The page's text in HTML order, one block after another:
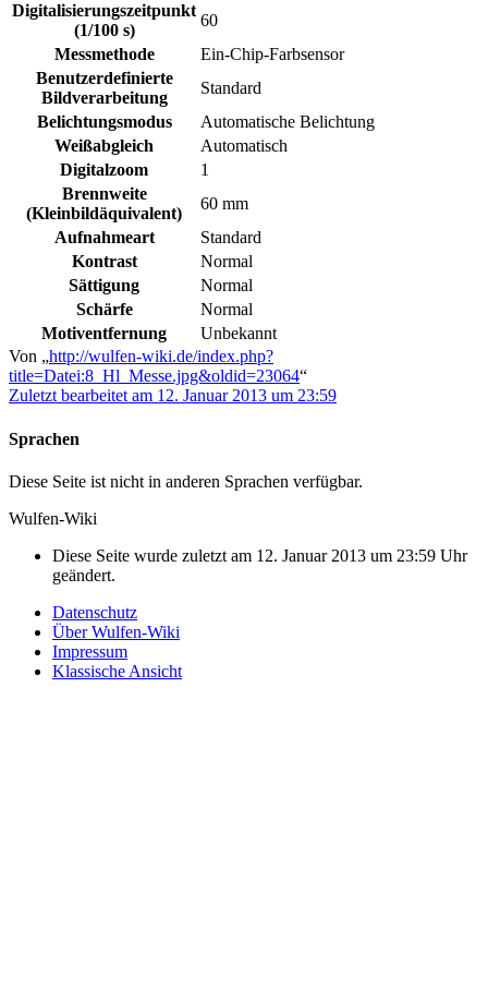
Digitalisierungszeitpunkt
(1/100 s)
60
Messmethode
Ein-Chip-Farbsensor
Benutzerdefinierte
Bildverarbeitung
Standard
Belichtungsmodus
Automatische Belichtung
Weißabgleich
Automatisch
Digitalzoom
1
Brennweite
(Kleinbildäquivalent)
60 mm
Aufnahmeart
Standard
Kontrast
Normal
Sättigung
Normal
Schärfe
Normal
Motiventfernung
Unbekannt
Von „http://wulfen-wiki.de/index.php?
title=Datei:8_Hl_Messe.jpg&oldid=23064“
Zuletzt bearbeitet am 12. Januar 2013 um 23:59
Sprachen
Diese Seite ist nicht in anderen Sprachen verfügbar.
Wulfen-Wiki
Diese Seite wurde zuletzt am 12. Januar 2013 um 23:59 Uhr
geändert.
Datenschutz
Über Wulfen-Wiki
Impressum
Klassische Ansicht